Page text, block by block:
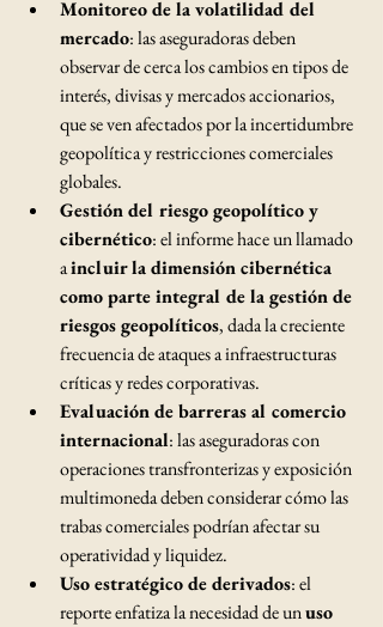
Monitoreo de la volatilidad del
mercado: las aseguradoras deben
observar de cerca los cambios en tipos de
interés, divisas y mercados accionarios,
que se ven afectados por la incertidumbre
geopolítica y restricciones comerciales
globales.
Gestión del riesgo geopolítico y
cibernético: el informe hace un llamado
a incluir la dimensión cibernética
como parte integral de la gestión de
riesgos geopolíticos, dada la creciente
frecuencia de ataques a infraestructuras
críticas y redes corporativas.
Evaluación de barreras al comercio
internacional: las aseguradoras con
operaciones transfronterizas y exposición
multimoneda deben considerar cómo las
trabas comerciales podrían afectar su
operatividad y liquidez.
Uso estratégico de derivados: el
reporte enfatiza la necesidad de un uso